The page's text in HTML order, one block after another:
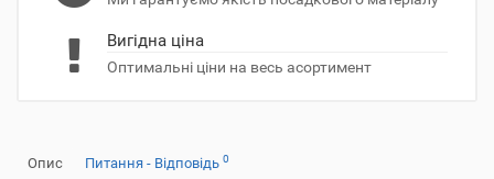
Вигідна ціна
Оптимальні ціни на весь асортимент
Опис Питання - Відповідь 0